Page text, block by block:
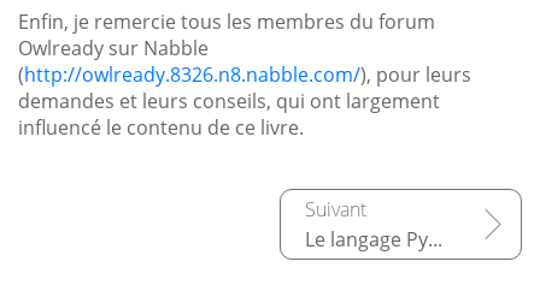
Enfin, je remercie tous les membres du forum
Owlready sur Nabble
(http://owlready.8326.n8.nabble.com/), pour leurs
demandes et leurs conseils, qui ont largement
influencé le contenu de ce livre.
Le langage Python : adoptez un serpent !